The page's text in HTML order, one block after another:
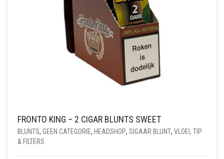
FRONTO KING – 2 CIGAR BLUNTS SWEET
BLUNTS, GEEN CATEGORIE, HEADSHOP, SIGAAR BLUNT, VLOEI, TIP
& FILTERS